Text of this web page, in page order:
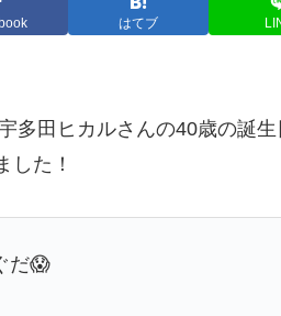
はてブ
多田ヒカルさんの40歳の誕
した！
だ😱